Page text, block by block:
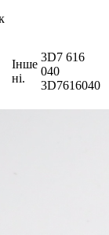
Інше
ні.
3D7 616
040
3D7616040